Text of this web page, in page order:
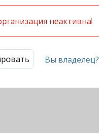
неактивна!
Вы владелец?